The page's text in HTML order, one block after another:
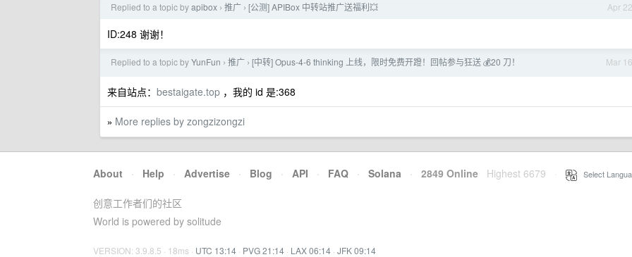
Apr 22
Replied to a topic byapibox › 推广 › [公测] APIBox 中转站推广送福利💥
ID:248 谢谢！
Mar 16
Replied to a topic byYunFun › 推广 › [中转] Opus-4-6 thinking 上线，限时免费开蹬！回帖参与狂送 💰20 刀！
来自站点： bestaigate.top ，我的 id 是:368
» More replies by zongzizongzi
About · Help · Advertise · Blog · API · FAQ · Solana · 2849 Online Highest 6679 Select
创意工作者们的社区
World is powered by solitude
VERSION: 3.9.8.5 · 18ms · UTC 13:14 · PVG 21:14 · LAX 06:14 · JFK 09:14